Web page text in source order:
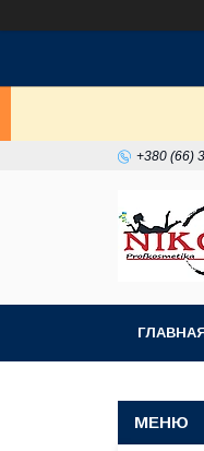
+380 (66)